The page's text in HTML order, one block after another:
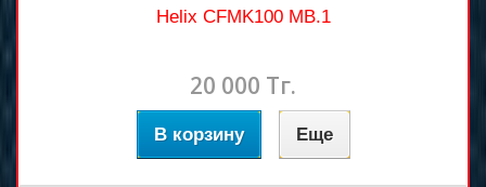
Helix CFMK100 MB.1
20 000 Тг.
В корзину Еще